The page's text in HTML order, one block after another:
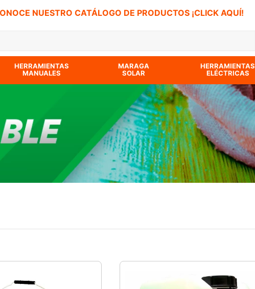
NUESTRO CATÁLOGO DE PRODUCTOS ¡CLICK AQUÍ!
HERRAMIENTAS
MANUALES
MARAGA
SOLAR
HERRAMIENTAS
ELÉCTRICAS
BUSCADOS